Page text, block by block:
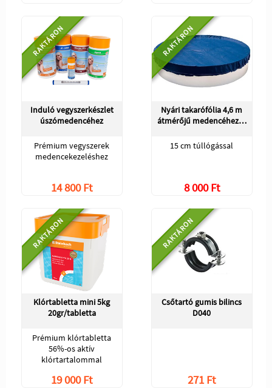
RAKTÁRON
Induló vegyszerkészlet
úszómedencéhez
Prémium vegyszerek
medencekezeléshez
14 800 Ft
RAKTÁRON
Nyári takarófólia 4,6 m
átmérőjű medencéhez…
15 cm túllógással
8 000 Ft
RAKTÁRON
Klórtabletta mini 5kg
20gr/tabletta
Prémium klórtabletta
56%-os aktív
klórtartalommal
19 000 Ft
RAKTÁRON
Csőtartó gumis bilincs
D040
271 Ft